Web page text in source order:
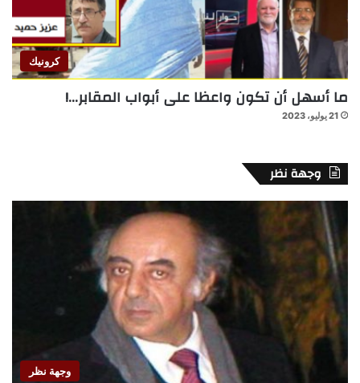
كرونيك
ما أسهل أن تكون واعظا على أبواب المقابر…!
21 يوليو، 2023
وجهة نظر
وجهة نظر